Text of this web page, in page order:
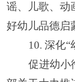
谣、儿歌、动
好幼儿品德启
10. 深化“
促进幼小